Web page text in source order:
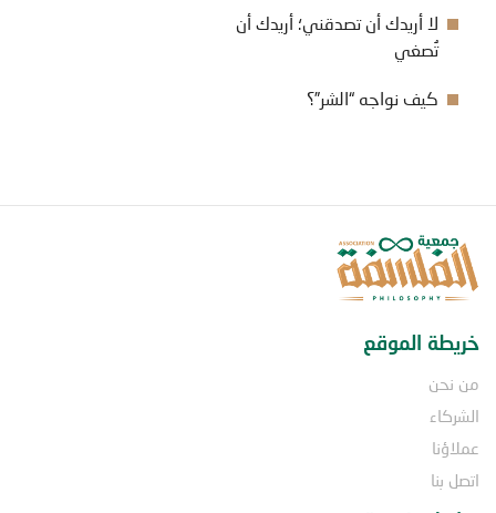
لا أريدك أن تصدقني؛ أريدك أن
تُصغي
كيف نواجه “الشر”؟
خريطة الموقع
من نحن
الشركاء
عملاؤنا
اتصل بنا